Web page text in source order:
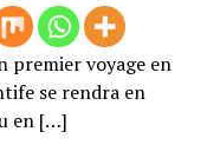
premier voyage en
se rendra en
en […]